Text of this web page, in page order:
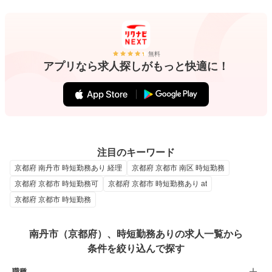
無料
アプリなら求人探しがもっと快適に！
注目のキーワード
京都府 南丹市 時短勤務あり 経理
京都府 京都市 南区 時短勤務
京都府 京都市 時短勤務可
京都府 京都市 時短勤務あり at
京都府 京都市 時短勤務
南丹市（京都府）、時短勤務ありの求人一覧から
条件を絞り込んで探す